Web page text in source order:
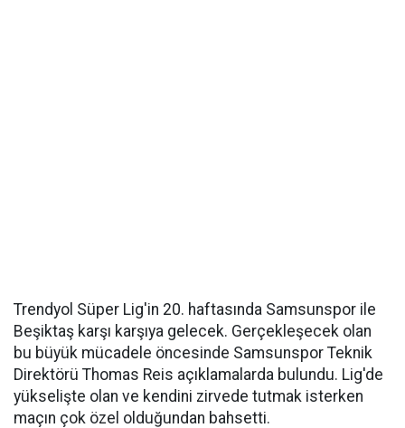
Trendyol Süper Lig'in 20. haftasında Samsunspor ile
Beşiktaş karşı karşıya gelecek. Gerçekleşecek olan
bu büyük mücadele öncesinde Samsunspor Teknik
Direktörü Thomas Reis açıklamalarda bulundu. Lig'de
yükselişte olan ve kendini zirvede tutmak isterken
maçın çok özel olduğundan bahsetti.